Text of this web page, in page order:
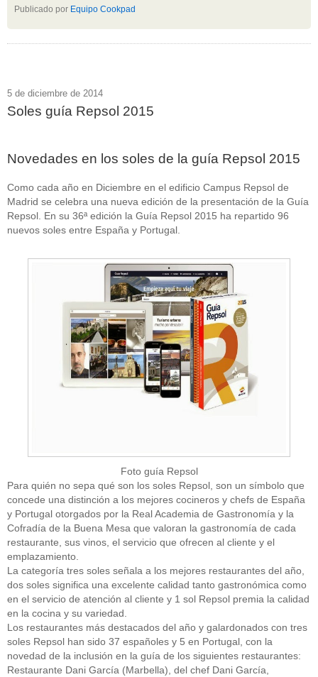
Publicado por Equipo Cookpad
5 de diciembre de 2014
Soles guía Repsol 2015
Novedades en los soles de la guía Repsol 2015
Como cada año en Diciembre en el edificio Campus Repsol de
Madrid se celebra una nueva edición de la presentación de la Guía
Repsol. En su 36ª edición la Guía Repsol 2015 ha repartido 96
nuevos soles entre España y Portugal.
Foto guía Repsol
Para quién no sepa qué son los soles Repsol, son un símbolo que
concede una distinción a los mejores cocineros y chefs de España
y Portugal otorgados por la Real Academia de Gastronomía y la
Cofradía de la Buena Mesa que valoran la gastronomía de cada
restaurante, sus vinos, el servicio que ofrecen al cliente y el
emplazamiento.
La categoría tres soles señala a los mejores restaurantes del año,
dos soles significa una excelente calidad tanto gastronómica como
en el servicio de atención al cliente y 1 sol Repsol premia la calidad
en la cocina y su variedad.
Los restaurantes más destacados del año y galardonados con tres
soles Repsol han sido 37 españoles y 5 en Portugal, con la
novedad de la inclusión en la guía de los siguientes restaurantes:
Restaurante Dani García (Marbella), del chef Dani García,